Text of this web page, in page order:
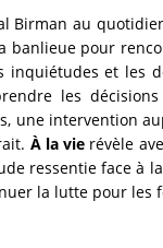
Birman au
banlieue pour
et les
les
une intervention
À la vie révèle
ressentie face à
la lutte pour les